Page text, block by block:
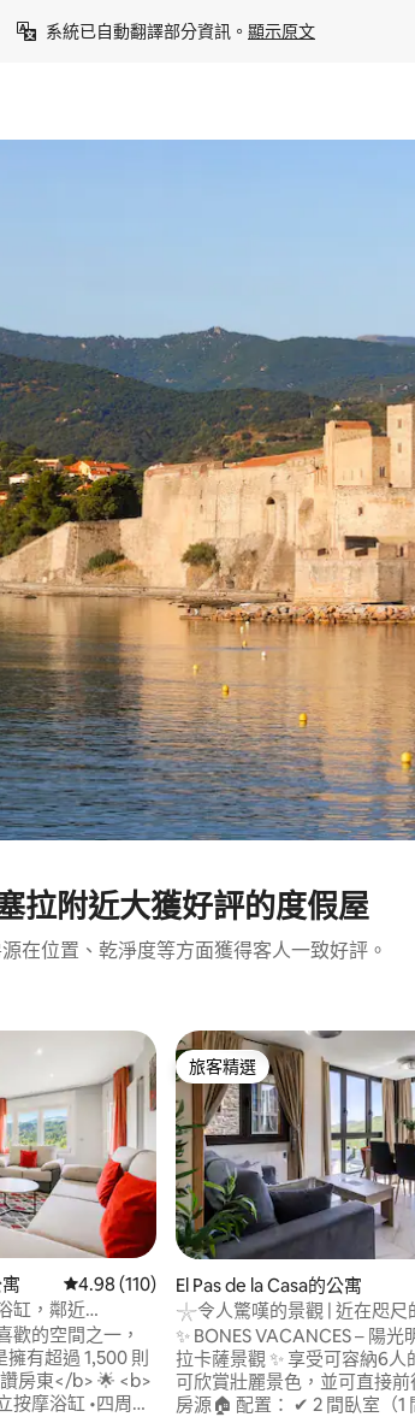
系統已自動翻譯部分資訊。 顯示原文
拉附近大獲好評的度假屋
在位置、乾淨度等方面獲得客人一致好評。
從 110 則評價中獲得 4.98 的平均評分（滿分
4.98 (110)
缸，鄰近
歡的空間之一，
擁有超過 1,500 則
</b> 🌟 <b>
按摩浴缸 •四周是
旅客精選
旅客精選
El Pas de la Casa的公寓
𓇼令人驚嘆的景觀 | 近在咫尺
| 6人
✨ BONES VACANCES – 陽
拉卡薩景觀 ✨ 享受可容納6人的舒適公寓，
可欣賞壯麗景色，並可直接前
房源🏠 配置： ✔ 2 間臥室（1